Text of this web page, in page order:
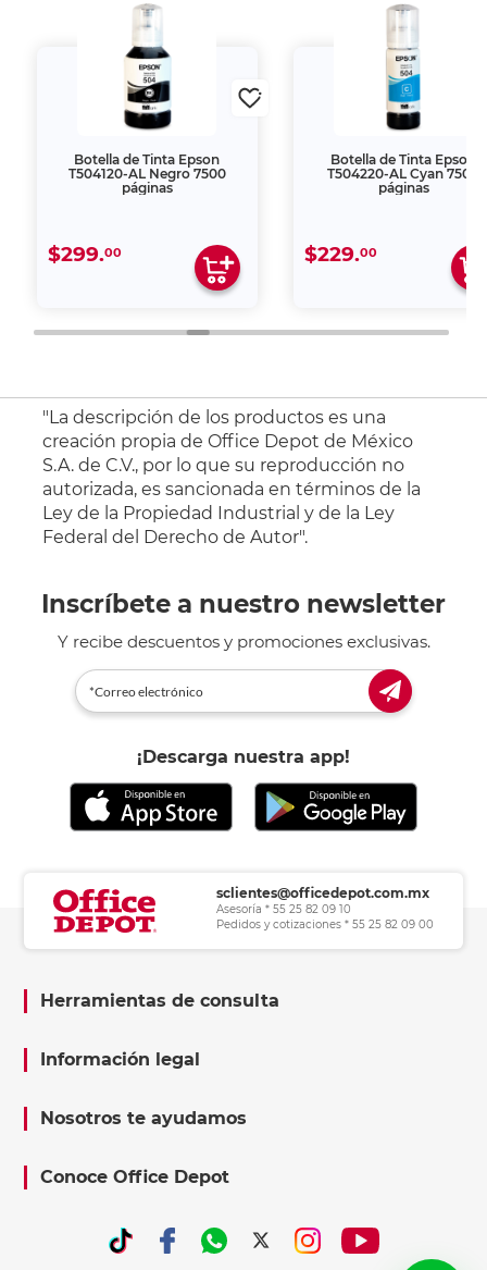
Botella de Tinta Epson
T504120-AL Negro 7500
páginas
$299.00
Botella de Tinta Epson
T504220-AL Cyan 7500
páginas
$229.00
"La descripción de los productos es una
creación propia de Office Depot de México
S.A. de C.V., por lo que su reproducción no
autorizada, es sancionada en términos de la
Ley de la Propiedad Industrial y de la Ley
Federal del Derecho de Autor".
Inscríbete a nuestro newsletter
Y recibe descuentos y promociones exclusivas.
¡Descarga nuestra app!
sclientes@officedepot.com.mx
Asesoría * 55 25 82 09 10
Pedidos y cotizaciones * 55 25 82 09 00
Herramientas de consulta
Información legal
Nosotros te ayudamos
Conoce Office Depot